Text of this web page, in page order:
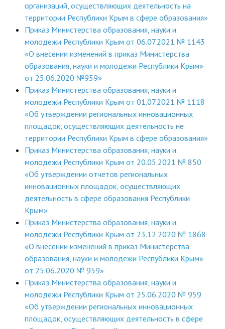
организаций, осуществляющих деятельность на
территории Республики Крым в сфере образования»
Приказ Министерства образования, науки и
молодежи Республики Крым от 06.07.2021 № 1143
«О внесении изменений в приказ Министерства
образования, науки и молодежи Республики Крым»
от 25.06.2020 №959»
Приказ Министерства образования, науки и
молодежи Республики Крым от 01.07.2021 № 1118
«Об утверждении региональных инновационных
площадок, осуществляющих деятельность не
территории Республики Крым в сфере образования»
Приказ Министерства образования, науки и
молодежи Республики Крым от 20.05.2021 № 850
«Об утверждении отчетов региональных
инновационных площадок, осуществляющих
деятельность в сфере образования Республики
Крым»
Приказ Министерства образования, науки и
молодежи Республики Крым от 23.12.2020 № 1868
«О внесении изменений в приказ Министерства
образования, науки и молодежи Республики Крым»
от 25.06.2020 № 959»
Приказ Министерства образования, науки и
молодежи Республики Крым от 25.06.2020 № 959
«Об утверждении региональных инновационных
площадок, осуществляющих деятельность в сфере